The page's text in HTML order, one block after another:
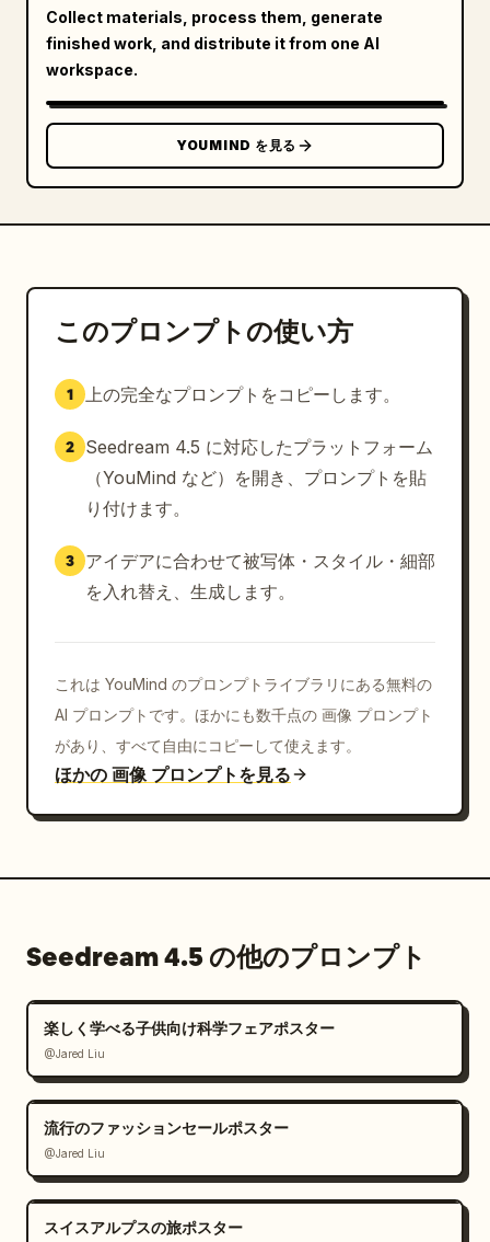
Collect materials, process them, generate
finished work, and distribute it from one AI
workspace.
YOUMIND を見る
このプロンプトの使い方
1 上の完全なプロンプトをコピーします。
2
Seedream 4.5 に対応したプラットフォーム
（YouMind など）を開き、プロンプトを貼
り付けます。
3
アイデアに合わせて被写体・スタイル・細部
を入れ替え、生成します。
これは YouMind のプロンプトライブラリにある無料の
AI プロンプトです。ほかにも数千点の 画像 プロンプト
があり、すべて自由にコピーして使えます。
ほかの 画像 プロンプトを見る
Seedream 4.5 の他のプロンプト
楽しく学べる子供向け科学フェアポスター
@Jared Liu
流行のファッションセールポスター
@Jared Liu
スイスアルプスの旅ポスター